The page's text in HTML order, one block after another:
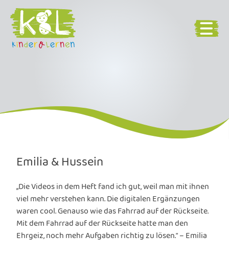
Emilia & Hussein
„Die Videos in dem Heft fand ich gut, weil man mit ihnen
viel mehr verstehen kann. Die digitalen Ergänzungen
waren cool. Genauso wie das Fahrrad auf der Rückseite.
Mit dem Fahrrad auf der Rückseite hatte man den
Ehrgeiz, noch mehr Aufgaben richtig zu lösen.“ – Emilia